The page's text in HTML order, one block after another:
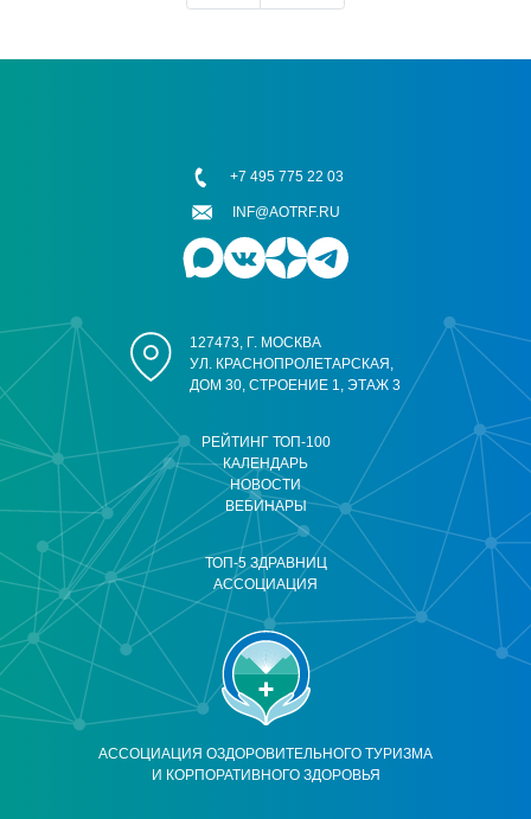
АССОЦИАЦИЯ ОЗДОРОВИТЕЛЬНОГО ТУРИЗМА
И КОРПОРАТИВНОГО ЗДОРОВЬЯ
РЕЙТИНГ ТОП-100
КАЛЕНДАРЬ
НОВОСТИ
ВЕБИНАРЫ
ТОП-5 ЗДРАВНИЦ
АССОЦИАЦИЯ
127473, Г. МОСКВА
УЛ. КРАСНОПРОЛЕТАРСКАЯ,
ДОМ 30, СТРОЕНИЕ 1, ЭТАЖ 3
+7 495 775 22 03
INF@AOTRF.RU